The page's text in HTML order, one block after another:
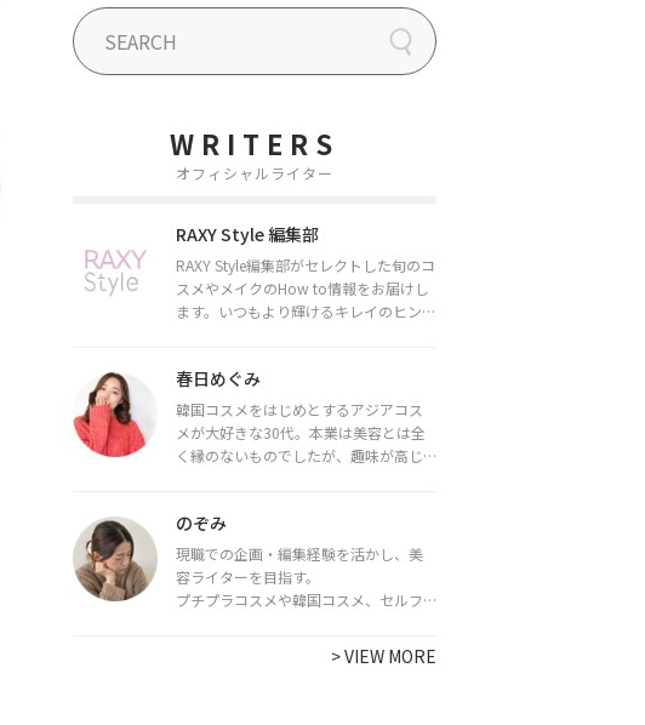
WRITERS
オフィシャルライター
RAXY Style 編集部
RAXY Style編集部がセレクトした旬のコ
スメやメイクのHow to情報をお届けし
ます。いつもより輝けるキレイのヒント
春日めぐみ
韓国コスメをはじめとするアジアコス
メが大好きな30代。本業は美容とは全
く縁のないものでしたが、趣味が高じ
ライターとして活動中。
都内で16タイプパーソナルカラー診
断・顔タイプ診断・骨格診断によるイ
メージコンサルティングも行っていま
のぞみ
現職での企画・編集経験を活かし、美
容ライターを目指す。
プチプラコスメや韓国コスメ、セルフ
で最新情報をチェック。家事や育児の合
間に取り入れられる時短美容テクも実
>VIEW MORE